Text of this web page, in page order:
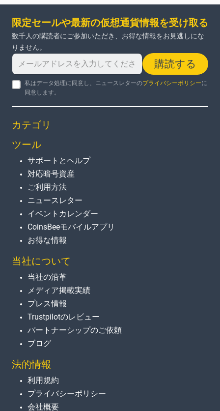
限定セールや最新の仮想通貨情報を受け取る
数千人の購読者にご参加いただき、お得な情報をお見逃しにな
りません。
購読する
私はデータ処理に同意し、ニュースレターのプライバシーポリシーに
同意します。
カテゴリ
ツール
サポートとヘルプ
対応暗号資産
ご利用方法
ニュースレター
イベントカレンダー
CoinsBeeモバイルアプリ
お得な情報
当社について
当社の沿革
メディア掲載実績
プレス情報
Trustpilotのレビュー
パートナーシップのご依頼
ブログ
法的情報
利用規約
プライバシーポリシー
会社概要